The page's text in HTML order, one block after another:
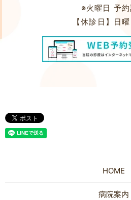
※火曜日 予約
【休診日】
日
HOME
病院案内